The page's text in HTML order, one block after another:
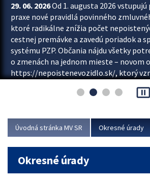
29. 06. 2026Od 1. augusta 2026
praxe nové pravidlá povinného
ktoré radikálne znížia počet
cestnej premávke a zavedú poriadok a
systému PZP. Občania nájdu všetky
o zmenách na jednom mieste –
https://nepoistenevozidlo.sk/, ktorý
asociácie poisťovní (SLASPO) a
Viac
pause_presentation
Úvodná stránka MV SR Okresné úrady
Okresné úrady